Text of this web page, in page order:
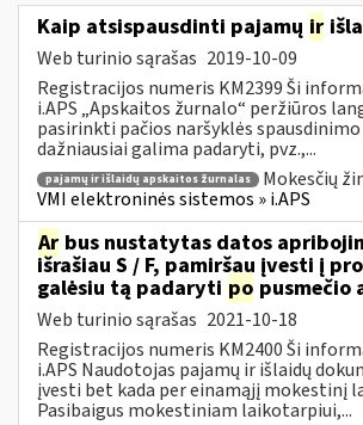
Kaip atsispausdinti pajamų ir
Web turinio sąrašas 2019-10-09
Registracijos numeris KM2399 Ši
i.APS „Apskaitos žurnalo“ peržiūros
pasirinkti pačios naršyklės
dažniausiai galima padaryti, pvz.,...
pajamų ir išlaidų apskaitos žurnalas
Mokesčių
VMI elektroninės sistemos » i.APS
Ar bus nustatytas datos
išrašiau S / F, pamiršau įvesti į
galėsiu tą padaryti po pusmečio
Web turinio sąrašas 2021-10-18
Registracijos numeris KM2400 Ši
i.APS Naudotojas pajamų ir išlaidų
įvesti bet kada per einamąjį mokestinį
Pasibaigus mokestiniam laikotarpiui,...